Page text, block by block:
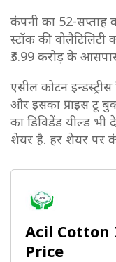
कंपनी का 52-सप्ताह
स्टॉक की
₹3.99 करोड़ के
एसील कोटन
और इसका प्राइस टू
का डिविडेंड यील्ड भी
शेयर है. हर शेयर पर
Acil Cotton
Price